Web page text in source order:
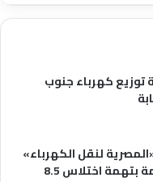
كهرباء جنوب
بـ«المصرية لنقل الكهرباء»
لنيابة الأموال العامة بتهمة اختلاس 8.5